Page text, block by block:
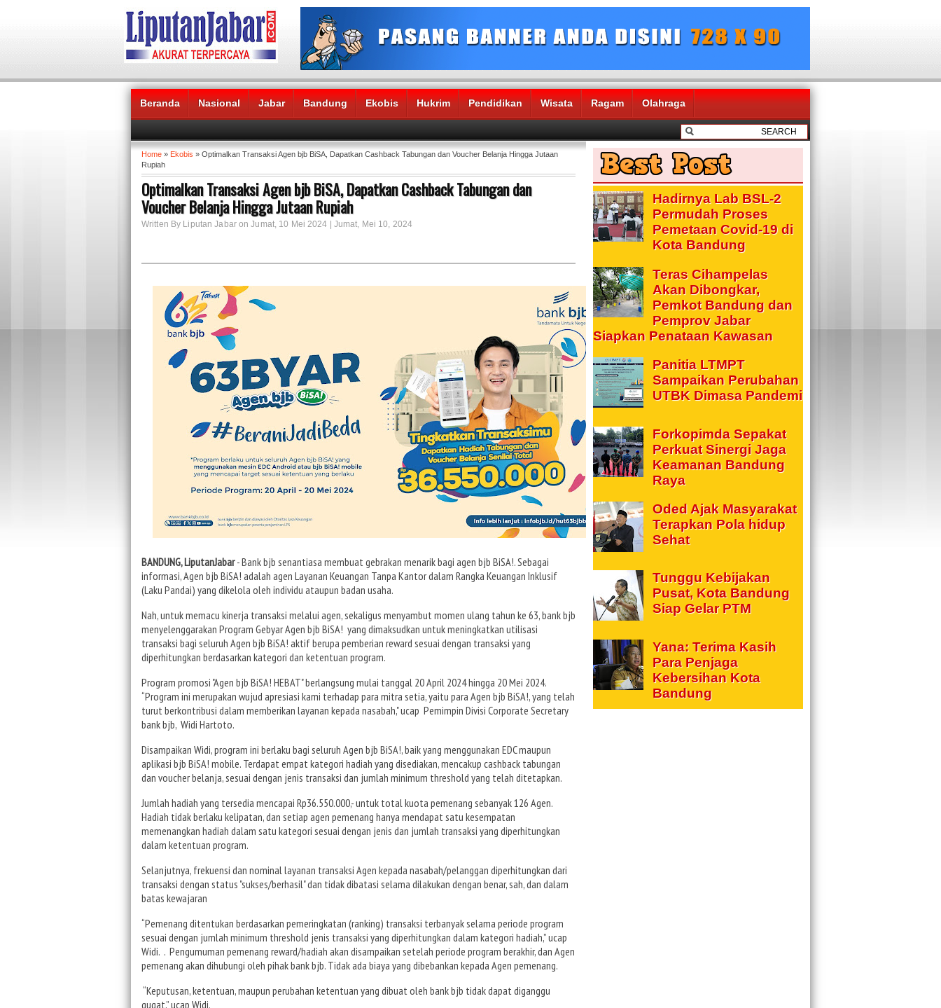
Beranda Nasional Jabar Bandung Ekobis Hukrim Pendidikan Wisata Ragam Olahraga
Headlines News :
Home » Ekobis » Optimalkan Transaksi Agen bjb BiSA, Dapatkan Cashback Tabungan dan Voucher Belanja Hingga Jutaan
Rupiah
Optimalkan Transaksi Agen bjb BiSA, Dapatkan Cashback Tabungan dan
Voucher Belanja Hingga Jutaan Rupiah
Written By Liputan Jabar on Jumat, 10 Mei 2024 | Jumat, Mei 10, 2024
BANDUNG, LiputanJabar- Bank bjb senantiasa membuat gebrakan menarik bagi agen bjb BiSA!. Sebagai
informasi, Agen bjb BiSA! adalah agen Layanan Keuangan Tanpa Kantor dalam Rangka Keuangan Inklusif
(Laku Pandai) yang dikelola oleh individu ataupun badan usaha.
Nah, untuk memacu kinerja transaksi melalui agen, sekaligus menyambut momen ulang tahun ke 63, bank bjb
menyelenggarakan Program Gebyar Agen bjb BiSA! yang dimaksudkan untuk meningkatkan utilisasi
transaksi bagi seluruh Agen bjb BiSA! aktif berupa pemberian reward sesuai dengan transaksi yang
diperhitungkan berdasarkan kategori dan ketentuan program.
Program promosi "Agen bjb BiSA! HEBAT" berlangsung mulai tanggal 20 April 2024 hingga 20 Mei 2024.
“Program ini merupakan wujud apresiasi kami terhadap para mitra setia, yaitu para Agen bjb BiSA!, yang telah
turut berkontribusi dalam memberikan layanan kepada nasabah," ucap Pemimpin Divisi Corporate Secretary
bank bjb, Widi Hartoto.
Disampaikan Widi, program ini berlaku bagi seluruh Agen bjb BiSA!, baik yang menggunakan EDC maupun
aplikasi bjb BiSA! mobile. Terdapat empat kategori hadiah yang disediakan, mencakup cashback tabungan
dan voucher belanja, sesuai dengan jenis transaksi dan jumlah minimum threshold yang telah ditetapkan.
Jumlah hadiah yang tersedia mencapai Rp36.550.000,- untuk total kuota pemenang sebanyak 126 Agen.
Hadiah tidak berlaku kelipatan, dan setiap agen pemenang hanya mendapat satu kesempatan
memenangkan hadiah dalam satu kategori sesuai dengan jenis dan jumlah transaksi yang diperhitungkan
dalam ketentuan program.
Selanjutnya, frekuensi dan nominal layanan transaksi Agen kepada nasabah/pelanggan diperhitungkan dari
transaksi dengan status "sukses/berhasil" dan tidak dibatasi selama dilakukan dengan benar, sah, dan dalam
batas kewajaran
“Pemenang ditentukan berdasarkan pemeringkatan (ranking) transaksi terbanyak selama periode program
sesuai dengan jumlah minimum threshold jenis transaksi yang diperhitungkan dalam kategori hadiah,” ucap
Widi. . Pengumuman pemenang reward/hadiah akan disampaikan setelah periode program berakhir, dan Agen
pemenang akan dihubungi oleh pihak bank bjb. Tidak ada biaya yang dibebankan kepada Agen pemenang.
“Keputusan, ketentuan, maupun perubahan ketentuan yang dibuat oleh bank bjb tidak dapat diganggu
gugat,” ucap Widi.
Hadirnya Lab BSL-2
Permudah Proses
Pemetaan Covid-19 di
Kota Bandung
Teras Cihampelas
Akan Dibongkar,
Pemkot Bandung dan
Pemprov Jabar
Siapkan Penataan Kawasan
Panitia LTMPT
Sampaikan Perubahan
UTBK Dimasa Pandemi
Forkopimda Sepakat
Perkuat Sinergi Jaga
Keamanan Bandung
Raya
Oded Ajak Masyarakat
Terapkan Pola hidup
Sehat
Tunggu Kebijakan
Pusat, Kota Bandung
Siap Gelar PTM
Yana: Terima Kasih
Para Penjaga
Kebersihan Kota
Bandung